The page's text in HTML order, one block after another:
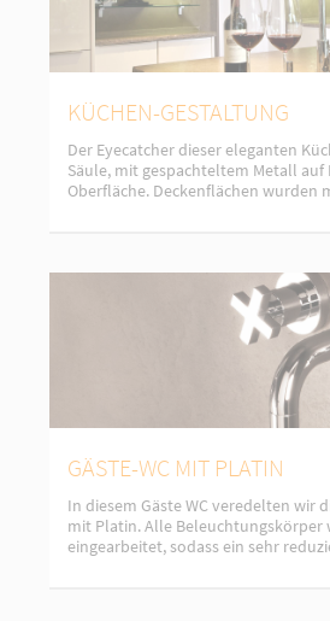
KÜCHEN-GESTALTUNG
Der Eyecatcher dieser eleganten
Säule, mit gespachteltem Metall
Oberfläche. Deckenflächen wurden
GÄSTE-WC MIT PLATIN
In diesem Gäste WC veredelten wir
mit Platin. Alle
eingearbeitet, sodass ein sehr